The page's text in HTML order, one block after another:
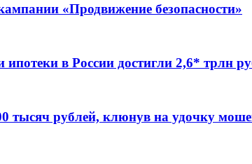
«Продвижение безопасности»
в России достигли 2,6* трлн
тысяч рублей, клюнув на удочку